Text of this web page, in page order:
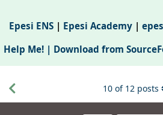
Epesi ENS| Epesi Academy|
Help Me! | Download from
10 of 12 posts